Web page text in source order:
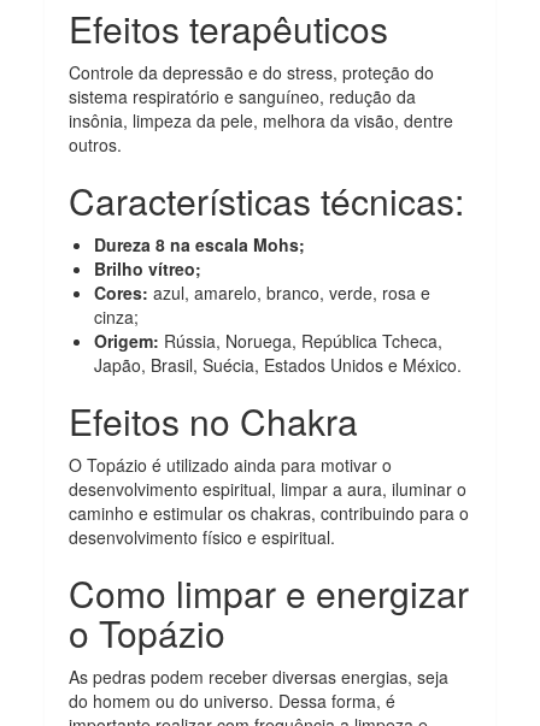
Efeitos terapêuticos
Controle da depressão e do stress, proteção do
sistema respiratório e sanguíneo, redução da
insônia, limpeza da pele, melhora da visão, dentre
outros.
Características técnicas:
Dureza 8 na escala Mohs;
Brilho vítreo;
Cores: azul, amarelo, branco, verde, rosa e
cinza;
Origem: Rússia, Noruega, República Tcheca,
Japão, Brasil, Suécia, Estados Unidos e México.
Efeitos no Chakra
O Topázio é utilizado ainda para motivar o
desenvolvimento espiritual, limpar a aura, iluminar o
caminho e estimular os chakras, contribuindo para o
desenvolvimento físico e espiritual.
Como limpar e energizar
o Topázio
As pedras podem receber diversas energias, seja
do homem ou do universo. Dessa forma, é